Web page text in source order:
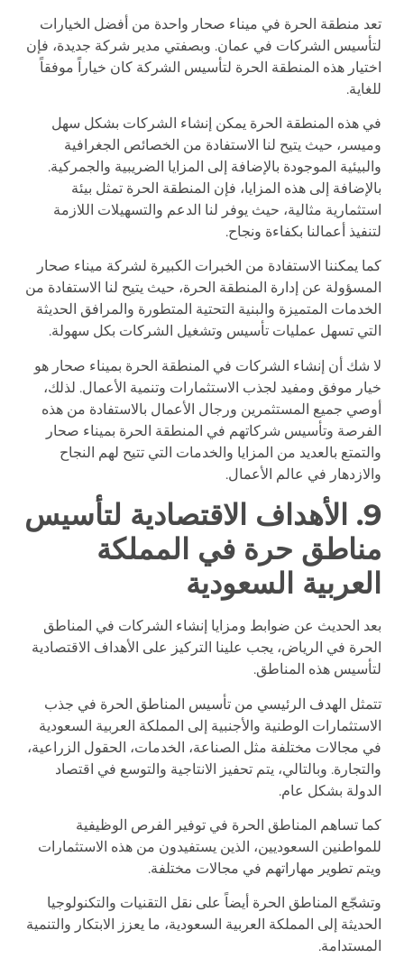
تعد منطقة الحرة في ميناء صحار واحدة من أفضل الخيارات
لتأسيس الشركات في عمان. وبصفتي مدير شركة جديدة، فإن
اختيار هذه المنطقة الحرة لتأسيس الشركة كان خياراً موفقاً
للغاية.
في هذه المنطقة الحرة يمكن إنشاء الشركات بشكل سهل
وميسر، حيث يتيح لنا الاستفادة من الخصائص الجغرافية
والبيئية الموجودة بالإضافة إلى المزايا الضريبية والجمركية.
بالإضافة إلى هذه المزايا، فإن المنطقة الحرة تمثل بيئة
استثمارية مثالية، حيث يوفر لنا الدعم والتسهيلات اللازمة
لتنفيذ أعمالنا بكفاءة ونجاح.
كما يمكننا الاستفادة من الخبرات الكبيرة لشركة ميناء صحار
المسؤولة عن إدارة المنطقة الحرة، حيث يتيح لنا الاستفادة من
الخدمات المتميزة والبنية التحتية المتطورة والمرافق الحديثة
التي تسهل عمليات تأسيس وتشغيل الشركات بكل سهولة.
لا شك أن إنشاء الشركات في المنطقة الحرة بميناء صحار هو
خيار موفق ومفيد لجذب الاستثمارات وتنمية الأعمال. لذلك،
أوصي جميع المستثمرين ورجال الأعمال بالاستفادة من هذه
الفرصة وتأسيس شركاتهم في المنطقة الحرة بميناء صحار
والتمتع بالعديد من المزايا والخدمات التي تتيح لهم النجاح
والازدهار في عالم الأعمال.
9. الأهداف الاقتصادية لتأسيس
مناطق حرة في المملكة
العربية السعودية
بعد الحديث عن ضوابط ومزايا إنشاء الشركات في المناطق
الحرة في الرياض، يجب علينا التركيز على الأهداف الاقتصادية
لتأسيس هذه المناطق.
تتمثل الهدف الرئيسي من تأسيس المناطق الحرة في جذب
الاستثمارات الوطنية والأجنبية إلى المملكة العربية السعودية
في مجالات مختلفة مثل الصناعة، الخدمات، الحقول الزراعية،
والتجارة. وبالتالي، يتم تحفيز الانتاجية والتوسع في اقتصاد
الدولة بشكل عام.
كما تساهم المناطق الحرة في توفير الفرص الوظيفية
للمواطنين السعوديين، الذين يستفيدون من هذه الاستثمارات
ويتم تطوير مهاراتهم في مجالات مختلفة.
وتشجّع المناطق الحرة أيضاً على نقل التقنيات والتكنولوجيا
الحديثة إلى المملكة العربية السعودية، ما يعزز الابتكار والتنمية
المستدامة.